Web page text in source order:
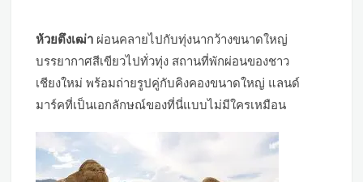
ห้วยตึงเฒ่า ผ่อนคลายไปกับทุ่งนากว้างขนาดใหญ่
บรรยากาศสีเขียวไปทั่วทุ่ง สถานที่พักผ่อนของชาว
เชียงใหม่ พร้อมถ่ายรูปคู่กับคิงคองขนาดใหญ่ แลนด์
มาร์คที่เป็นเอกลักษณ์ของที่นี่แบบไม่มีใครเหมือน